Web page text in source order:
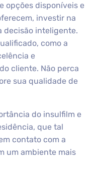
opções disponíveis e
investir na
decisão inteligente.
como a
e
cliente. Não perca
sua qualidade de
do insulfilm e
que tal
contato com a
um ambiente mais